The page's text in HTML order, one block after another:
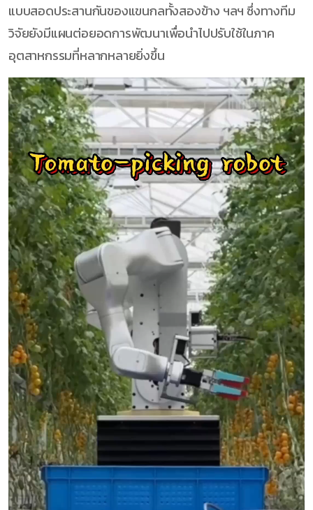
แบบสอดประสานกันของแขนกลทั้งสองข้าง ฯลฯ ซึ่งทางทีม
วิจัยยังมีแผนต่อยอดการพัฒนาเพื่อนำไปปรับใช้ในภาค
อุตสาหกรรมที่หลากหลายยิ่งขึ้น